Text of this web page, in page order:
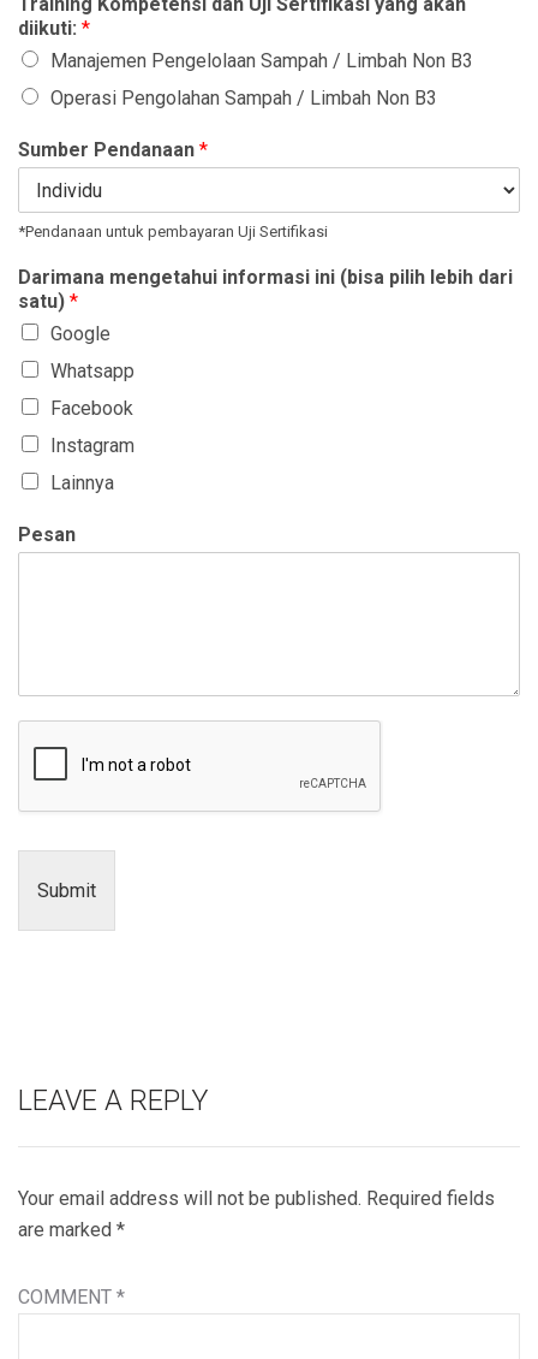
diikuti: *
Manajemen Pengelolaan Sampah / Limbah Non B3
Operasi Pengolahan Sampah / Limbah Non B3
Sumber Pendanaan *
*Pendanaan untuk pembayaran Uji Sertifikasi
Darimana mengetahui informasi ini (bisa pilih lebih dari
satu) *
Google
Whatsapp
Facebook
Instagram
Lainnya
Pesan
Submit
LEAVE A REPLY
Your email address will not be published. Required fields
are marked *
COMMENT *